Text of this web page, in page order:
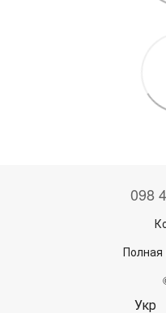
098
Полная
Укр